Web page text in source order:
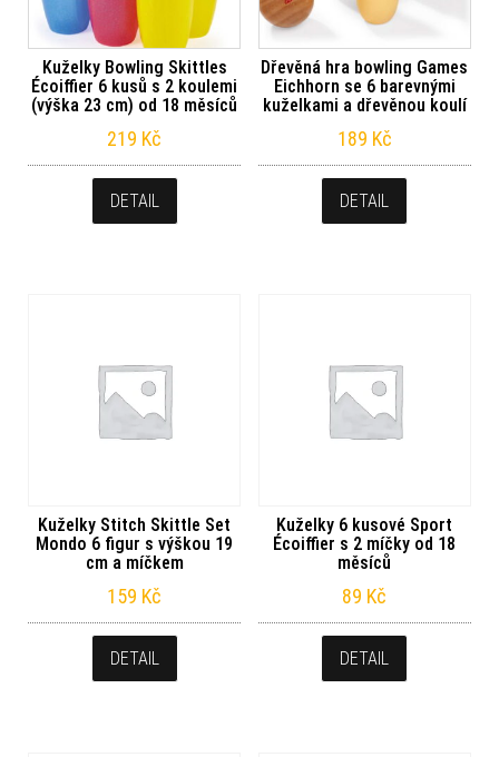
Kuželky Bowling Skittles
Écoiffier 6 kusů s 2 koulemi
(výška 23 cm) od 18 měsíců
219 Kč
DETAIL
Dřevěná hra bowling Games
Eichhorn se 6 barevnými
kuželkami a dřevěnou koulí
189 Kč
DETAIL
Kuželky Stitch Skittle Set
Mondo 6 figur s výškou 19
cm a míčkem
159 Kč
DETAIL
Kuželky 6 kusové Sport
Écoiffier s 2 míčky od 18
měsíců
89 Kč
DETAIL